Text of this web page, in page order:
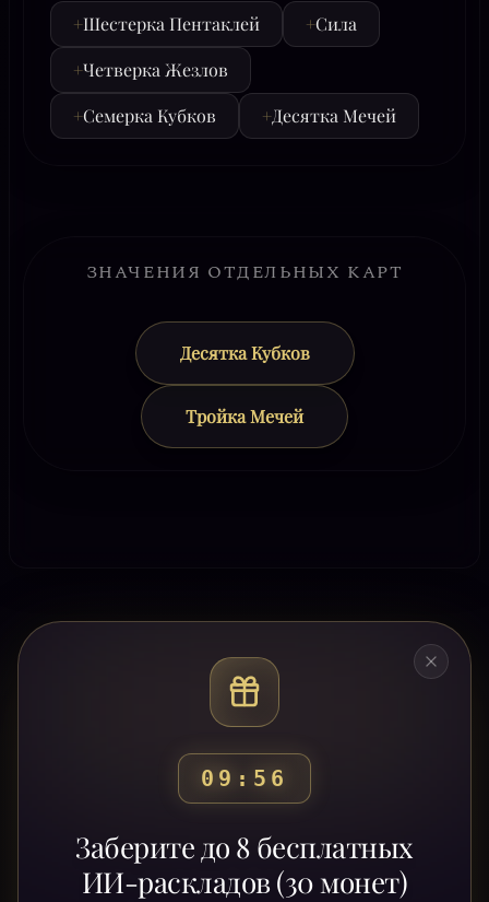
+Шестерка Пентаклей +Сила
+Четверка Жезлов
+Семерка Кубков +Десятка Мечей
ЗНАЧЕНИЯ ОТДЕЛЬНЫХ КАРТ
Десятка Кубков
Тройка Мечей
09:53
Заберите до 8 бесплатных
ИИ-раскладов (30 монет)
Готовы узнать свой
путь?